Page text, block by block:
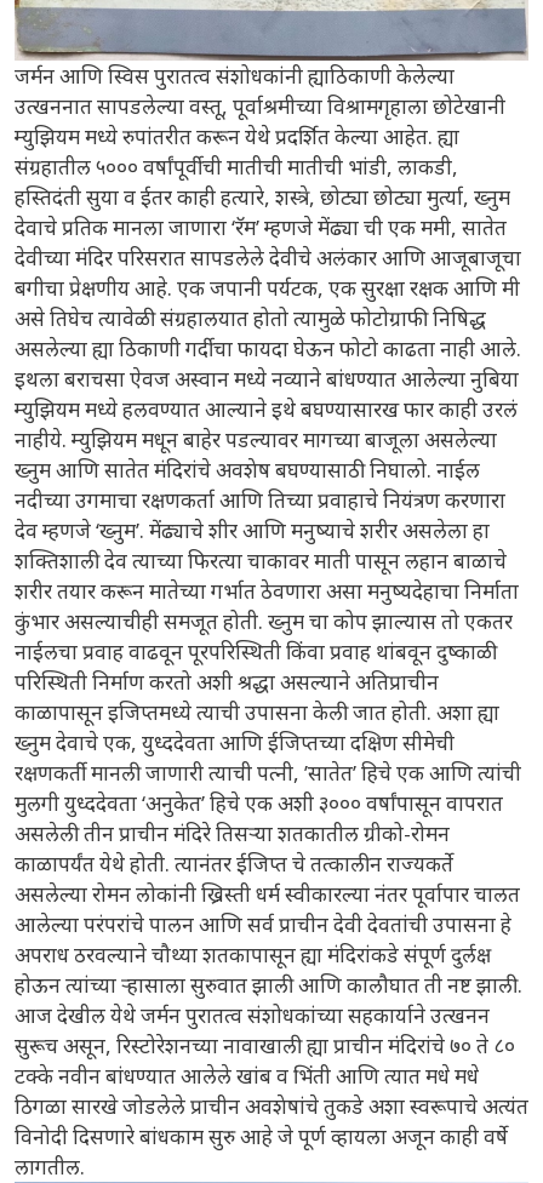
जर्मन आणि स्विस पुरातत्व संशोधकांनी ह्याठिकाणी केलेल्या
उत्खननात सापडलेल्या वस्तू, पूर्वाश्रमीच्या विश्रामगृहाला छोटेखानी
म्युझियम मध्ये रुपांतरीत करून येथे प्रदर्शित केल्या आहेत. ह्या
संग्रहातील ५००० वर्षांपूर्वीची मातीची मातीची भांडी, लाकडी,
हस्तिदंती सुया व ईतर काही हत्यारे, शस्त्रे, छोट्या छोट्या मुर्त्या, ख्नुम
देवाचे प्रतिक मानला जाणारा ‘रॅम’ म्हणजे मेंढ्या ची एक ममी, सातेत
देवीच्या मंदिर परिसरात सापडलेले देवीचे अलंकार आणि आजूबाजूचा
बगीचा प्रेक्षणीय आहे. एक जपानी पर्यटक, एक सुरक्षा रक्षक आणि मी
असे तिघेच त्यावेळी संग्रहालयात होतो त्यामुळे फोटोग्राफी निषिद्ध
असलेल्या ह्या ठिकाणी गर्दीचा फायदा घेऊन फोटो काढता नाही आले.
इथला बराचसा ऐवज अस्वान मध्ये नव्याने बांधण्यात आलेल्या नुबिया
म्युझियम मध्ये हलवण्यात आल्याने इथे बघण्यासारख फार काही उरलं
नाहीये. म्युझियम मधून बाहेर पडल्यावर मागच्या बाजूला असलेल्या
ख्नुम आणि सातेत मंदिरांचे अवशेष बघण्यासाठी निघालो. नाईल
नदीच्या उगमाचा रक्षणकर्ता आणि तिच्या प्रवाहाचे नियंत्रण करणारा
देव म्हणजे ‘ख्नुम’. मेंढ्याचे शीर आणि मनुष्याचे शरीर असलेला हा
शक्तिशाली देव त्याच्या फिरत्या चाकावर माती पासून लहान बाळाचे
शरीर तयार करून मातेच्या गर्भात ठेवणारा असा मनुष्यदेहाचा निर्माता
कुंभार असल्याचीही समजूत होती. ख्नुम चा कोप झाल्यास तो एकतर
नाईलचा प्रवाह वाढवून पूरपरिस्थिती किंवा प्रवाह थांबवून दुष्काळी
परिस्थिती निर्माण करतो अशी श्रद्धा असल्याने अतिप्राचीन
काळापासून इजिप्तमध्ये त्याची उपासना केली जात होती. अशा ह्या
ख्नुम देवाचे एक, युध्ददेवता आणि ईजिप्तच्या दक्षिण सीमेची
रक्षणकर्ती मानली जाणारी त्याची पत्नी, ’सातेत’ हिचे एक आणि त्यांची
मुलगी युध्ददेवता ‘अनुकेत’ हिचे एक अशी ३००० वर्षांपासून वापरात
असलेली तीन प्राचीन मंदिरे तिसऱ्या शतकातील ग्रीको-रोमन
काळापर्यंत येथे होती. त्यानंतर ईजिप्त चे तत्कालीन राज्यकर्ते
असलेल्या रोमन लोकांनी ख्रिस्ती धर्म स्वीकारल्या नंतर पूर्वापार चालत
आलेल्या परंपरांचे पालन आणि सर्व प्राचीन देवी देवतांची उपासना हे
अपराध ठरवल्याने चौथ्या शतकापासून ह्या मंदिरांकडे संपूर्ण दुर्लक्ष
होऊन त्यांच्या ऱ्हासाला सुरुवात झाली आणि कालौघात ती नष्ट झाली.
आज देखील येथे जर्मन पुरातत्व संशोधकांच्या सहकार्याने उत्खनन
सुरूच असून, रिस्टोरेशनच्या नावाखाली ह्या प्राचीन मंदिरांचे ७० ते ८०
टक्के नवीन बांधण्यात आलेले खांब व भिंती आणि त्यात मधे मधे
ठिगळा सारखे जोडलेले प्राचीन अवशेषांचे तुकडे अशा स्वरूपाचे अत्यंत
विनोदी दिसणारे बांधकाम सुरु आहे जे पूर्ण व्हायला अजून काही वर्षे
लागतील.